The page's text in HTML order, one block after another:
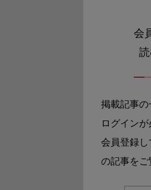
会
掲載記事の
ログインが
会員登録し
の記事をご